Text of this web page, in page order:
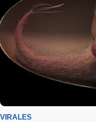
VIRALES